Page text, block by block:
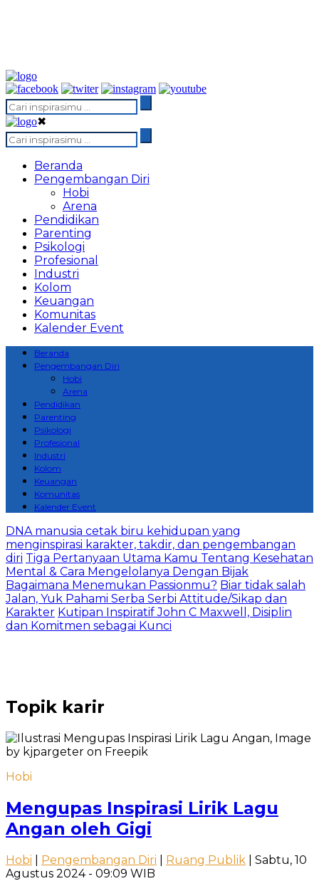
✖
Beranda
Pengembangan Diri
Hobi
Arena
Pendidikan
Parenting
Psikologi
Profesional
Industri
Kolom
Keuangan
Komunitas
Kalender Event
Beranda
Pengembangan Diri
Hobi
Arena
Pendidikan
Parenting
Psikologi
Profesional
Industri
Kolom
Keuangan
Komunitas
Kalender Event
DNA manusia cetak biru kehidupan yang
menginspirasi karakter, takdir, dan pengembangan
diri Tiga Pertanyaan Utama Kamu Tentang Kesehatan
Mental & Cara Mengelolanya Dengan Bijak
Bagaimana Menemukan Passionmu? Biar tidak salah
Jalan, Yuk Pahami Serba Serbi Attitude/Sikap dan
Karakter Kutipan Inspiratif John C Maxwell, Disiplin
dan Komitmen sebagai Kunci
Topik karir
Hobi
Mengupas Inspirasi Lirik Lagu
Angan oleh Gigi
Hobi Pengembangan Diri Ruang Publik | Sabtu, 10
Agustus 2024 - 09:09 WIB